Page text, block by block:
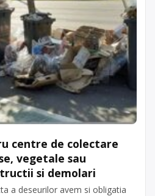
centre de colectare
vegetale sau
si demolari
a deseurilor avem si obligatia